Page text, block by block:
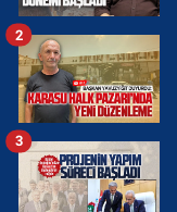
2
3